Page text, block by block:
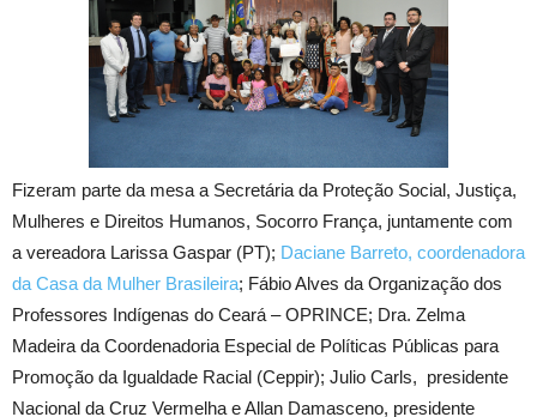
Fizeram parte da mesa a Secretária da Proteção Social, Justiça,
Mulheres e Direitos Humanos, Socorro França, juntamente com
a vereadora Larissa Gaspar (PT); Daciane Barreto, coordenadora
da Casa da Mulher Brasileira; Fábio Alves da Organização dos
Professores Indígenas do Ceará – OPRINCE; Dra. Zelma
Madeira da Coordenadoria Especial de Políticas Públicas para
Promoção da Igualdade Racial (Ceppir); Julio Carls, presidente
Nacional da Cruz Vermelha e Allan Damasceno, presidente